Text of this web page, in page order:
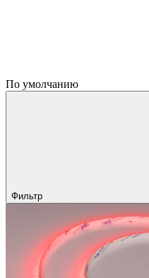
По умолчанию
Фильтр